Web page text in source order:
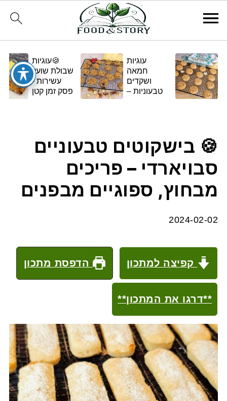
עוגיות
חמאה
ושקדים
טבעוניות –
🍪עוגיות
שבולת שועל
עשירות -
פסק זמן קטן
🍪 בישקוטים טבעוניים
סבויארדי – פריכים
מבחוץ, ספוגיים מבפנים
2024-02-02
קפיצה למתכון הדפסת מתכון
**דרגו את המתכון**